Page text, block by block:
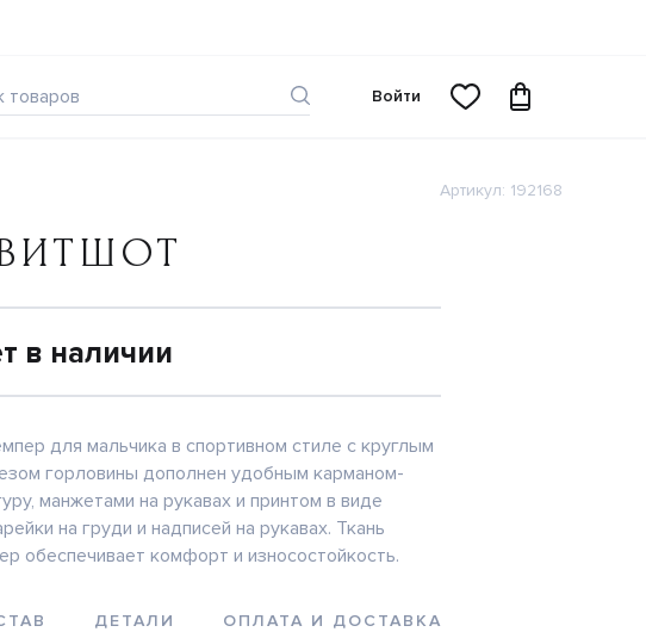
Войти
Артикул: 192168
в наличии
для мальчика в спортивном стиле с круглым
горловины дополнен удобным карманом-
манжетами на рукавах и принтом в виде
на груди и надписей на рукавах. Ткань
обеспечивает комфорт и износостойкость.
ДЕТАЛИ ОПЛАТА И ДОСТАВКА